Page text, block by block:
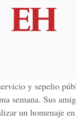
y sepelio
semana. Sus
un homenaje